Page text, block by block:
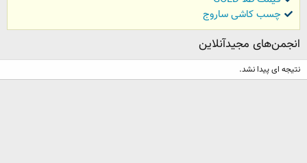
چسب کاشی ساروج
انجمن‌های مجیدآنلاین
نتیجه ای پیدا نشد.